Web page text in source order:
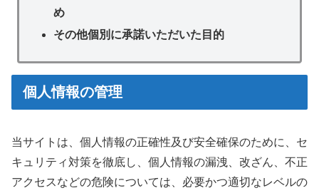
め
その他個別に承諾いただいた目的
個人情報の管理
当サイトは、個人情報の正確性及び安全確保のために、セ
キュリティ対策を徹底し、個人情報の漏洩、改ざん、不正
アクセスなどの危険については、必要かつ適切なレベルの